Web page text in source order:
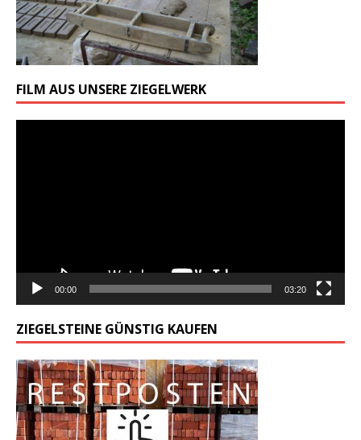
FILM AUS UNSERE ZIEGELWERK
00:00 03:20
ZIEGELSTEINE GÜNSTIG KAUFEN